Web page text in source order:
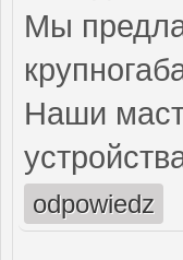
Мы
Наши
odpowiedz